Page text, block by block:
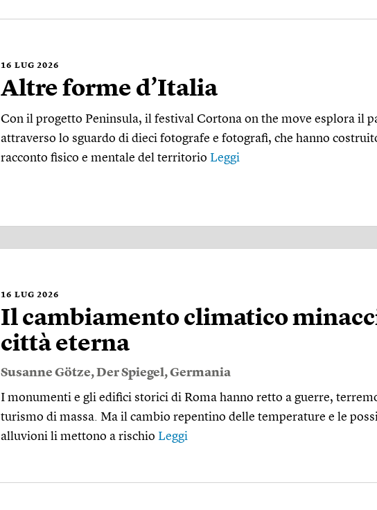
16 LUG 2026
Altre forme d’Italia
Con il progetto Peninsula, il festival Cortona on the move esplora il
attraverso lo sguardo di dieci fotografe e fotografi, che hanno
racconto fisico e mentale del territorio Leggi
16 LUG 2026
Il cambiamento climatico
città eterna
Susanne Götze,Der Spiegel,Germania
I monumenti e gli edifici storici di Roma hanno retto a guerre,
turismo di massa. Ma il cambio repentino delle temperature e le
alluvioni li mettono a rischio Leggi